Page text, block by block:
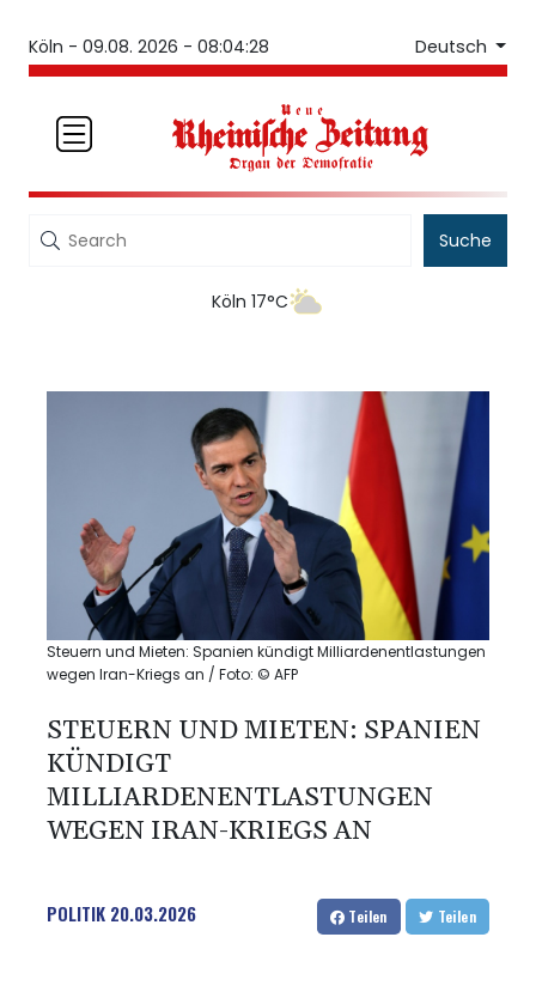
Köln - 09.08. 2026 - 08:04:28 Deutsch
Suche
Köln 17°C
Steuern und Mieten: Spanien kündigt Milliardenentlastungen
wegen Iran-Kriegs an / Foto: © AFP
STEUERN UND MIETEN: SPANIEN
KÜNDIGT
MILLIARDENENTLASTUNGEN
WEGEN IRAN-KRIEGS AN
POLITIK 20.03.2026 Teilen Teilen